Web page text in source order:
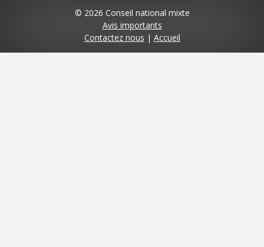
© 2026 Conseil national mixte
Avis importants
Contactez nous | Accueil